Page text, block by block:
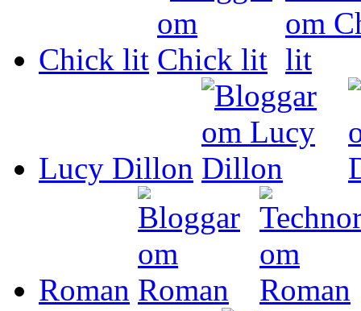
Chick lit
Lucy Dillon
Roman